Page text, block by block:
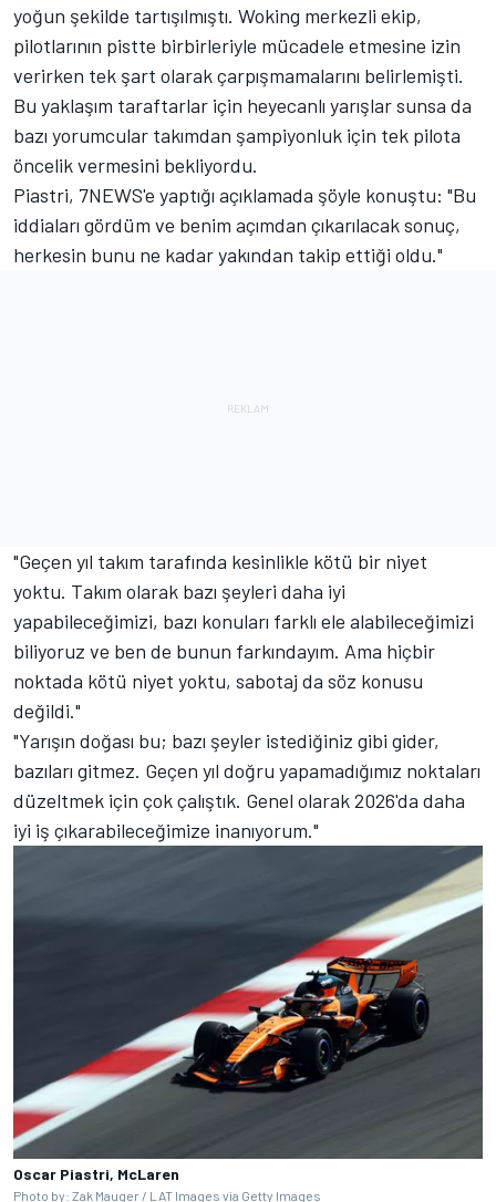
yoğun şekilde tartışılmıştı. Woking merkezli ekip,
pilotlarının pistte birbirleriyle mücadele etmesine izin
verirken tek şart olarak çarpışmamalarını belirlemişti.
Bu yaklaşım taraftarlar için heyecanlı yarışlar sunsa da
bazı yorumcular takımdan şampiyonluk için tek pilota
öncelik vermesini bekliyordu.
Piastri, 7NEWS'e yaptığı açıklamada şöyle konuştu: "Bu
iddiaları gördüm ve benim açımdan çıkarılacak sonuç,
herkesin bunu ne kadar yakından takip ettiği oldu."
"Geçen yıl takım tarafında kesinlikle kötü bir niyet
yoktu. Takım olarak bazı şeyleri daha iyi
yapabileceğimizi, bazı konuları farklı ele alabileceğimizi
biliyoruz ve ben de bunun farkındayım. Ama hiçbir
noktada kötü niyet yoktu, sabotaj da söz konusu
değildi."
"Yarışın doğası bu; bazı şeyler istediğiniz gibi gider,
bazıları gitmez. Geçen yıl doğru yapamadığımız noktaları
düzeltmek için çok çalıştık. Genel olarak 2026'da daha
iyi iş çıkarabileceğimize inanıyorum."
Oscar Piastri, McLaren
Photo by: Zak Mauger / LAT Images via Getty Images